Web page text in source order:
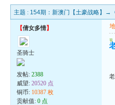
主题 : 154期：新澳门【土豪战略】→
【倩女多情】
圣骑士
发帖:2388
威望:20520 点
铜币: 10387 枚
贡献值:0 点
u